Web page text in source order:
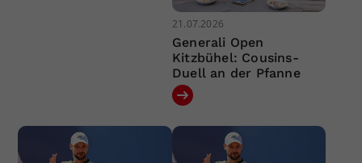
21.07.2026
Generali Open
Kitzbühel: Cousins-
Duell an der Pfanne